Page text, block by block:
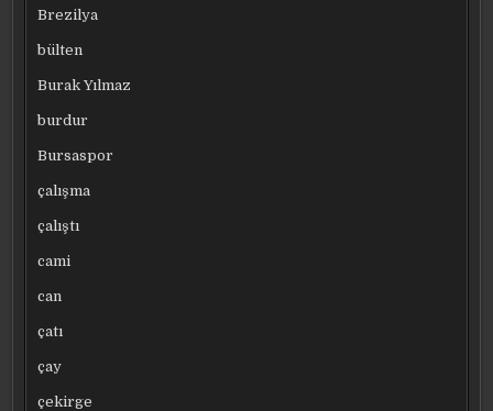
Brezilya
bülten
Burak Yılmaz
burdur
Bursaspor
çalışma
çalıştı
cami
can
çatı
çay
çekirge